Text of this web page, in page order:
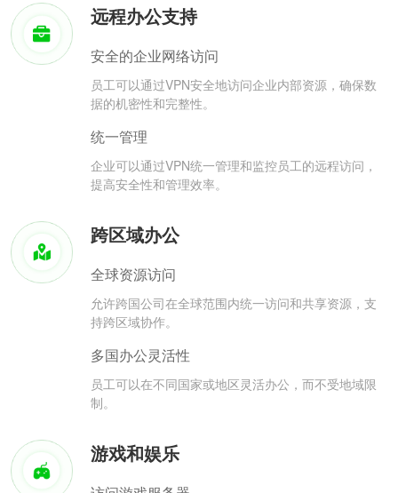
远程办公支持
安全的企业网络访问
员工可以通过VPN安全地访问企业内部资源，确保数
据的机密性和完整性。
统一管理
企业可以通过VPN统一管理和监控员工的远程访问，
提高安全性和管理效率。
跨区域办公
全球资源访问
允许跨国公司在全球范围内统一访问和共享资源，支
持跨区域协作。
多国办公灵活性
员工可以在不同国家或地区灵活办公，而不受地域限
制。
游戏和娱乐